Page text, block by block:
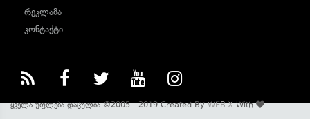
რეკლამა
კონტაქტი
ყველა უფლება დაცულია ©2005 - 2019 Created ByWEB-XWith